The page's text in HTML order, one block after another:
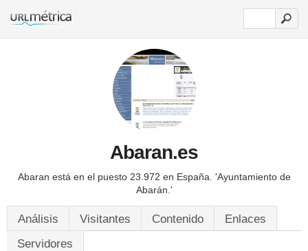
Abaran.es
Abaran está en el puesto 23.972 en España. 'Ayuntamiento de
Abarán.'
Análisis Visitantes Contenido
Enlaces
Servidores